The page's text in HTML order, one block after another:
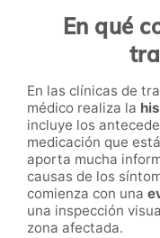
En qué
En las clínicas de
médico realiza la
incluye los
medicación que
aporta mucha
causas de los
comienza con una
una inspección
zona afectada.